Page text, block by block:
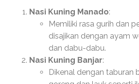
Nasi Kuning Manado:
Memiliki rasa gurih dan
disajikan dengan ayam
dan dabu-dabu.
Nasi Kuning Banjar:
Dikenal dengan taburan